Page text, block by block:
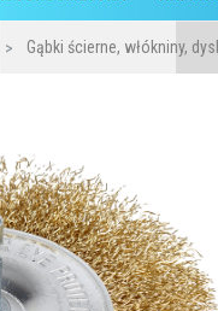
Gąbki ścierne, włókniny,